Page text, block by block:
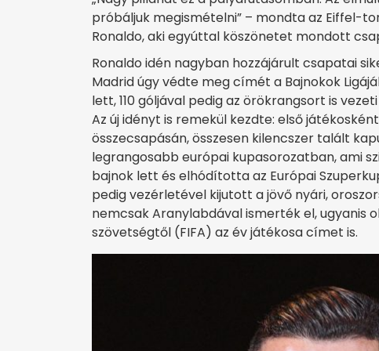
próbáljuk megismételni” – mondta az Eiffel-
Ronaldo, aki egyúttal köszönetet mondott
Ronaldo idén nagyban hozzájárult csapatai
Madrid úgy védte meg címét a Bajnokok
lett, 110 góljával pedig az örökrangsort is
Az új idényt is remekül kezdte: első
összecsapásán, összesen kilencszer talált
legrangosabb európai kupasorozatban, ami
bajnok lett és elhódította az Európai
pedig vezérletével kijutott a jövő nyári,
nemcsak Aranylabdával ismerték el, ugyanis
szövetségtől (FIFA) az év játékosa címet is.